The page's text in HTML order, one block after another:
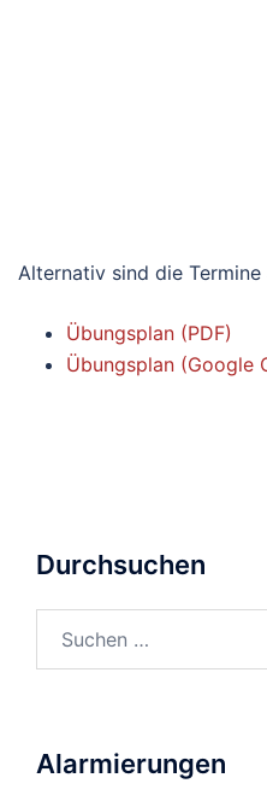
Alternativ sind die
Übungsplan (PDF)
Übungsplan (Google
Durchsuchen
Alarmierungen